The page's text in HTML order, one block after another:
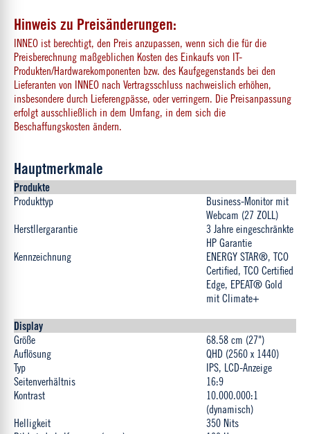
Hinweis zu Preisänderungen:
INNEO ist berechtigt, den Preis anzupassen, wenn sich die für die
Preisberechnung maßgeblichen Kosten des Einkaufs von IT-
Produkten/Hardwarekomponenten bzw. des Kaufgegenstands bei den
Lieferanten von INNEO nach Vertragsschluss nachweislich erhöhen,
insbesondere durch Lieferengpässe, oder verringern. Die Preisanpassung
erfolgt ausschließlich in dem Umfang, in dem sich die
Beschaffungskosten ändern.
Hauptmerkmale
Produkte
Produkttyp
Business-Monitor mit
Webcam (27 ZOLL)
Herstllergarantie
3 Jahre eingeschränkte
HP Garantie
Kennzeichnung
ENERGY STAR®, TCO
Certified, TCO Certified
Edge, EPEAT® Gold
mit Climate+
Display
Größe
68.58 cm (27")
Auflösung
QHD (2560 x 1440)
Typ
IPS, LCD-Anzeige
Seitenverhältnis
16:9
Kontrast
10.000.000:1
(dynamisch)
Helligkeit
350 Nits